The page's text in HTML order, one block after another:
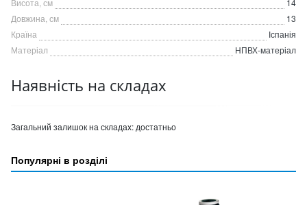
Висота, см
14
Довжина, см
13
Країна
Іспанія
Матеріал
НПВХ-матеріал
Наявність на складах
Загальний залишок на складах: достатньо
Популярні в розділі